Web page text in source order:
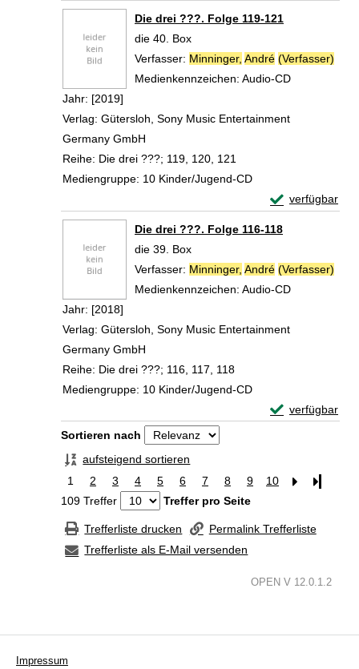
Die drei ???. Folge 119-121
die 40. Box
Verfasser: Minninger, André (Verfasser)
Medienkennzeichen: Audio-CD
Jahr: [2019]
Verlag: Gütersloh, Sony Music Entertainment
Germany GmbH
Reihe: Die drei ???; 119, 120, 121
Mediengruppe: 10 Kinder/Jugend-CD
verfügbar
Exemplar-
Die drei ???. Folge 116-118
die 39. Box
Verfasser: Minninger, André (Verfasser)
Medienkennzeichen: Audio-CD
Jahr: [2018]
Verlag: Gütersloh, Sony Music Entertainment
Germany GmbH
Reihe: Die drei ???; 116, 117, 118
Mediengruppe: 10 Kinder/Jugend-CD
verfügbar
Exemplar-
Zu den Suchfiltern springen
Sortieren nach
aufsteigend sortieren
1
2 3 4 5 6 7 8 9 10
Letzte
109 Treffer
Treffer pro Seite
Trefferliste drucken
Permalink Trefferliste
Trefferliste als E-Mail versenden
OPEN V 12.0.1.2
Impressum